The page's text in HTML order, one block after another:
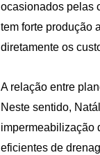
ocasionados pelas
tem forte produção
diretamente os
A relação entre
Neste sentido,
impermeabilização
eficientes de